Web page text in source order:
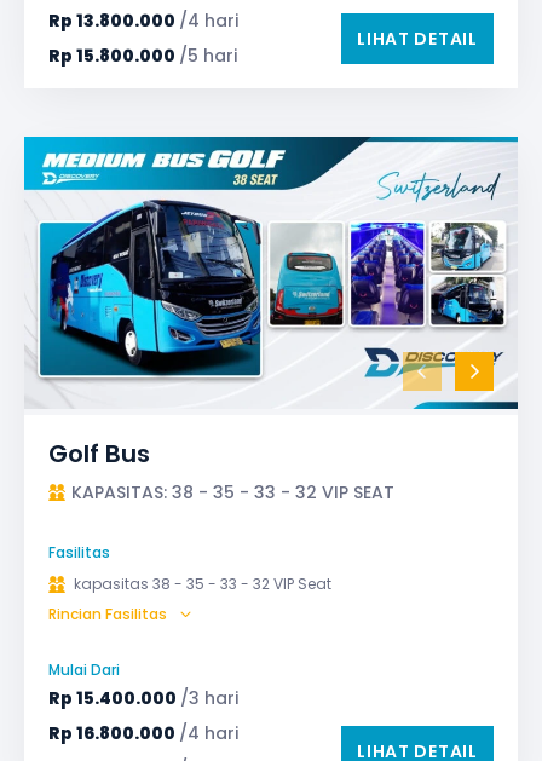
TV LED & Android System
Rp 13.800.000 /4 hari
Rp 15.800.000 /5 hari
LIHAT DETAIL
Golf Bus
KAPASITAS: 38 - 35 - 33 - 32 VIP SEAT
Fasilitas
kapasitas 38 - 35 - 33 - 32 VIP Seat
AC (Air Conditioner)
Microphone untuk karaoke
Safety Tools (P3K, Windows Breaker, dll)
Rincian Fasilitas
Mulai Dari
Rp 15.400.000 /3 hari
Rp 16.800.000 /4 hari
LIHAT DETAIL